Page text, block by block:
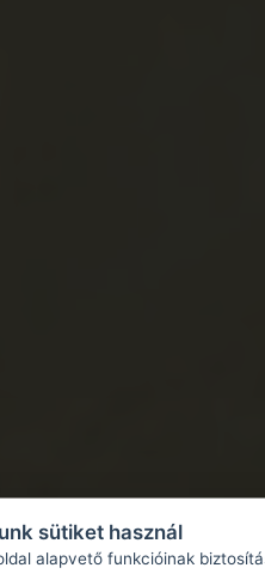
sütiket használ
alapvető funkcióinak